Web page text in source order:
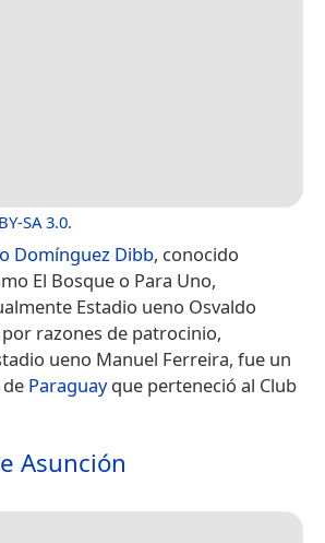
SA 3.0.
Domínguez Dibb, conocido
El Bosque o Para Uno,
Estadio ueno Osvaldo
razones de patrocinio,​
ueno Manuel Ferreira, fue un
Paraguayque perteneció al Club
Asunción